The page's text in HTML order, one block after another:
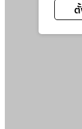
ตั้